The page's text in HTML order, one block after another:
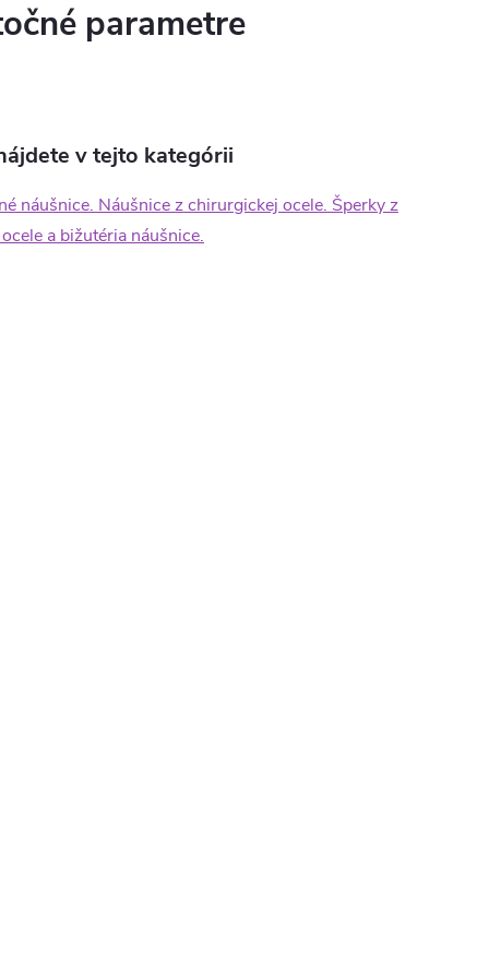
parametre
v tejto kategórii
náušnice. Náušnice z chirurgickej ocele. Šperky z
a bižutéria náušnice.